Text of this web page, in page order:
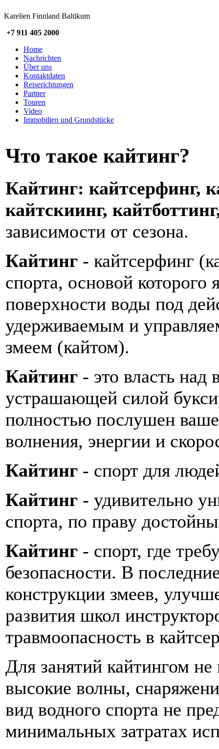
Karelien Finnland Baltikum
+7 911 405 2000
Home
Nachrichten
Über uns
Kontaktdaten
Reiserichtungen
Partner
Touren
Video
Immobilien und Grundstücke
Что такое кайтинг?
Кайтинг: кайтсерфинг,
кайтскиинг,
зависимости от сезона.
Кайтинг - кайтсерфинг
спорта, основой которого
поверхности воды под
удерживаемым и
змеем (кайтом).
Кайтинг - это власть
устрашающей силой
полностью послушен
волнения, энергии и
Кайтинг - спорт для
Кайтинг - удивительно
спорта, по праву
Кайтинг - спорт, где
безопасности. В
конструкции змеев,
развития школ
травмоопасность в
Для занятий кайтингом
высокие волны,
вид водного спорта не
минимальных затратах